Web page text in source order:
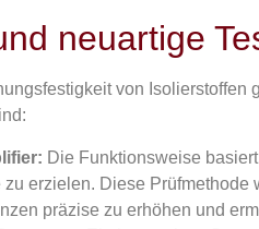
neuartige
von Isolierstoffen
Die Funktionsweise
erzielen. Diese Prüfmethode
präzise zu erhöhen und